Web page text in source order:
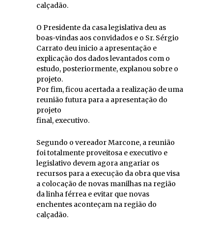
calçadão.
O Presidente da casa legislativa deu as
boas-vindas aos convidados e o Sr. Sérgio
Carrato deu inicio a apresentação e
explicação dos dados levantados com o
estudo, posteriormente, explanou sobre o
projeto.
Por fim, ficou acertada a realização de uma
reunião futura para a apresentação do
projeto
final, executivo.
Segundo o vereador Marcone, a reunião
foi totalmente proveitosa e executivo e
legislativo devem agora angariar os
recursos para a execução da obra que visa
a colocação de novas manilhas na região
da linha férrea e evitar que novas
enchentes aconteçam na região do
calçadão.